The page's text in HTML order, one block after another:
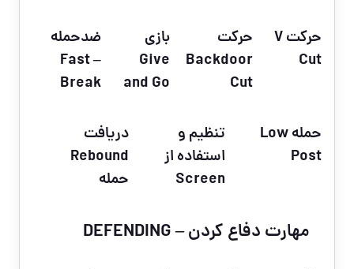
حرکت V
Cut
حرکت
Backdoor
Cut
بازی
Give
and Go
ضدحمله
– Fast
Break
حمله Low
Post
تنظیم و
استفاده از
Screen
دریافت
Rebound
حمله
مهارت دفاع کردن – DEFENDING